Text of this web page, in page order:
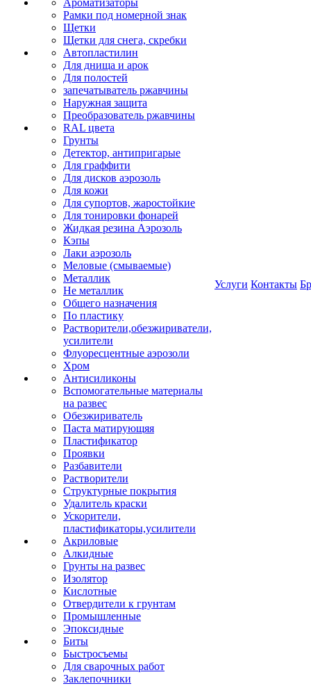
Ароматизаторы
Рамки под номерной знак
Щетки
Щетки для снега, скребки
Автопластилин
Для днища и арок
Для полостей
запечатыватель ржавчины
Наружная защита
Преобразователь ржавчины
RAL цвета
Грунты
Детектор, антипригарые
Для граффити
Для дисков аэрозоль
Для кожи
Для супортов, жаростойкие
Для тонировки фонарей
Жидкая резина Аэрозоль
Кэпы
Лаки аэрозоль
Меловые (смываемые)
Металлик
Не металлик
Общего назначения
По пластику
Растворители,обезжириватели,
усилители
Флуоресцентные аэрозоли
Хром
Антисиликоны
Вспомогательные материалы
на развес
Обезжириватель
Паста матирующяя
Пластификатор
Проявки
Разбавители
Растворители
Структурные покрытия
Удалитель краски
Ускорители,
пластификаторы,усилители
Акриловые
Алкидные
Грунты на развес
Изолятор
Кислотные
Отвердители к грунтам
Промышленные
Эпоксидные
Биты
Быстросъемы
Для сварочных работ
Заклепочники
Услуги Контакты